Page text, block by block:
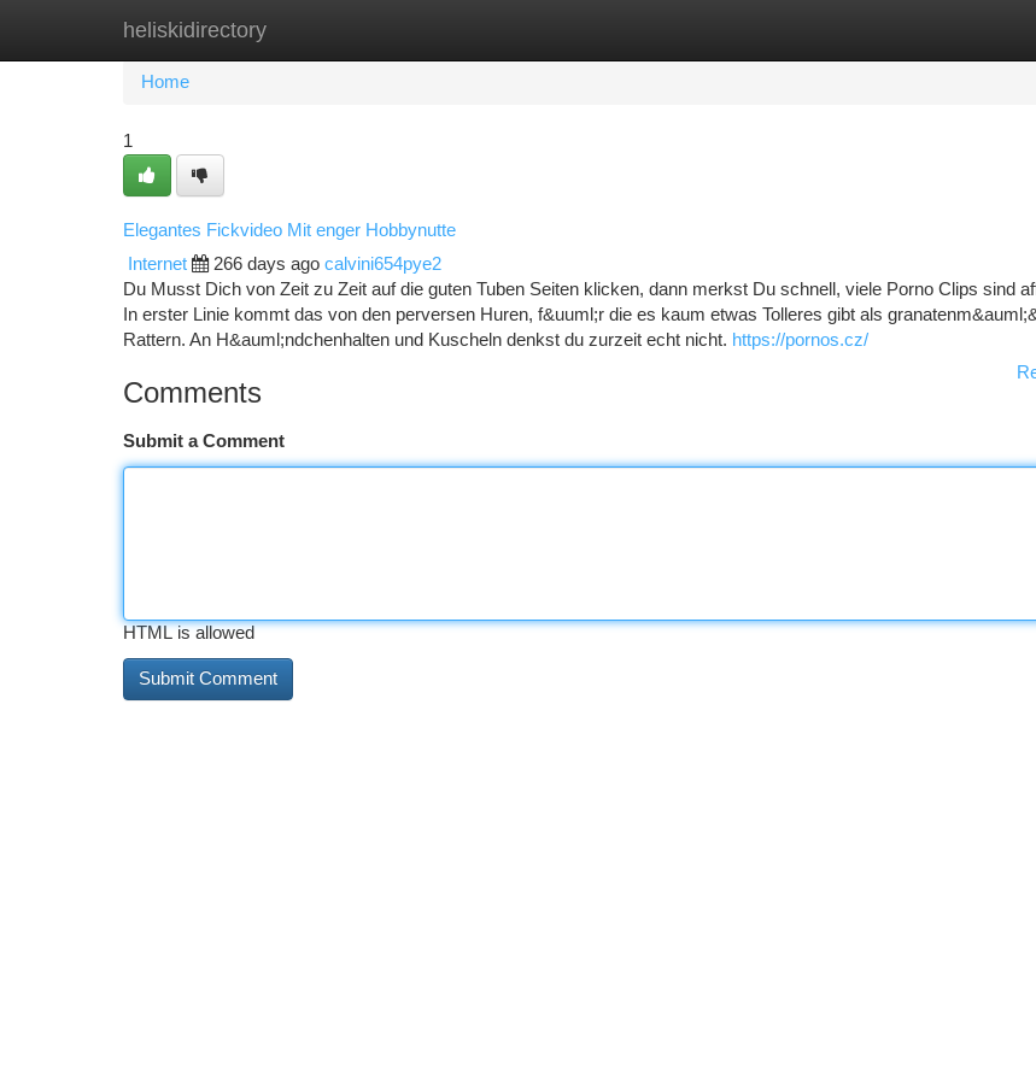
heliskidirectory
Home New Site Listings
Home
1
Elegantes Fickvideo Mit enger Hobbynutte
Internet 266 days ago calvini654pye2
Du Musst Dich von Zeit zu Zeit auf die guten Tuben Seiten klicken, dann merkst Du schnell, viele Porno Clips sind
In erster Linie kommt das von den perversen Huren, f&uuml;r die es kaum etwas Tolleres gibt als
Rattern. An H&auml;ndchenhalten und Kuscheln denkst du zurzeit echt nicht. https://pornos.cz/
Comments
Submit a Comment
HTML is allowed